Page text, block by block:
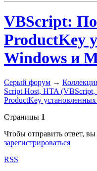
VBScript:
ProductKey
Windows и
Серый форум →
Script Host, HTA (VBScript,
ProductKey
Страницы 1
Чтобы отправить ответ,
зарегистрироваться
RSS